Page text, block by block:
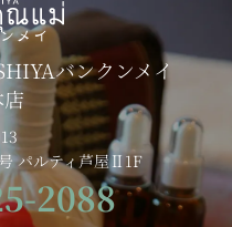
バンクンメイ
パルティ芦屋Ⅱ1F
2088